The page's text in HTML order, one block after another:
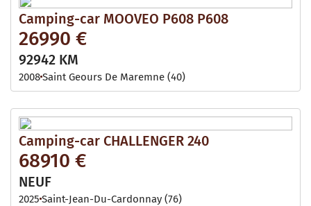
Camping-car MOOVEO P608 P608
26990 €
92942 KM
2008Saint Geours De Maremne (40)
Camping-car CHALLENGER 240
68910 €
NEUF
2025 Saint-Jean-Du-Cardonnay (76)